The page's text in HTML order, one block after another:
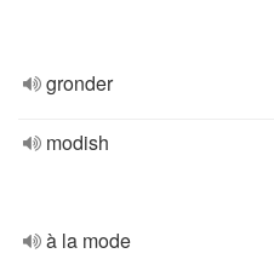
gronder
modish
à la mode